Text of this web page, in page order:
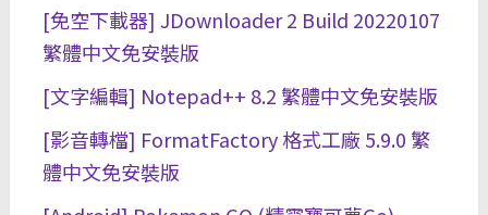
[免空下載器] JDownloader 2 Build 20220107
繁體中文免安裝版
[文字編輯] Notepad++ 8.2 繁體中文免安裝版
[影音轉檔] FormatFactory 格式工廠 5.9.0 繁
體中文免安裝版